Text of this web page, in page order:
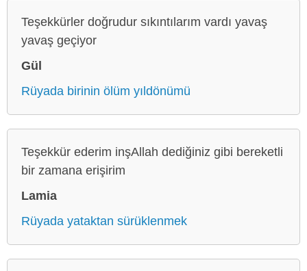
Teşekkürler doğrudur sıkıntılarım vardı yavaş
yavaş geçiyor
Gül
Rüyada birinin ölüm yıldönümü
Teşekkür ederim inşAllah dediğiniz gibi bereketli
bir zamana erişirim
Lamia
Rüyada yataktan sürüklenmek